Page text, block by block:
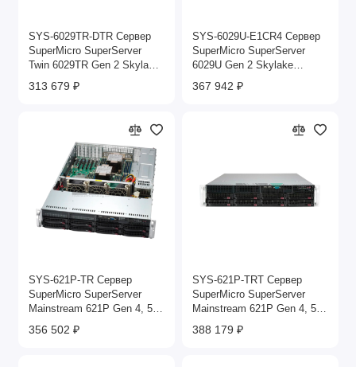
SYS-6029TR-DTR Сервер
SuperMicro SuperServer
Twin 6029TR Gen 2 Skylake
3.8GHZ 22C 2P 8x256GB
LGA 3647 6LFF с горячей
313 679 ₽
SYS-6029U-E1CR4 Сервер
SuperMicro SuperServer
6029U Gen 2 Skylake
2.5GHZ 28C 2P 24x256GB
LGA 3647 12LFF с горячей
367 942 ₽
SYS-621P-TR Сервер
SuperMicro SuperServer
Mainstream 621P Gen 4, 5
Scalable 2.4GHZ 12C 2P
16x256GB LGA 4677 8LFF
356 502 ₽
SYS-621P-TRT Сервер
SuperMicro SuperServer
Mainstream 621P Gen 4, 5
Scalable 2.0GHZ 12C 2P
16x256GB LGA 4677 8LFF
388 179 ₽